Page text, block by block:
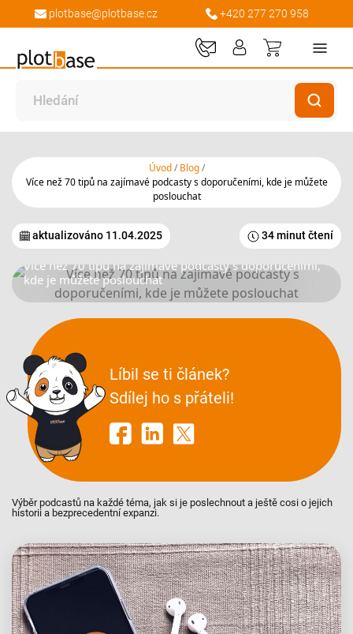
plotbase@plotbase.cz +420 277 270 958
Můj košík
aktualizováno 11.04.2025 34 minut čtení
Úvod
Blog
Více než 70 tipů na zajímavé podcasty s doporučeními, kde je můžete
poslouchat
Více než 70 tipů na zajímavé podcasty s doporučeními,
kde je můžete poslouchat
Líbil se ti článek?
Sdílej ho s přáteli!
Výběr podcastů na každé téma, jak si je poslechnout a ještě cosi o jejich
historii a bezprecedentní expanzi.